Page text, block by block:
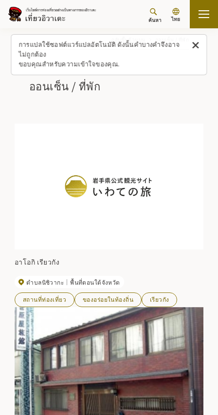
การแปลใช้ซอฟต์แวร์แปลอัตโนมัติ ดังนั้นคำบางคำจึงอาจ
ไม่ถูกต้อง
ขอบคุณสำหรับความเข้าใจของคุณ.
ค้นหา ไทย
กลับขึ้นด้านบน
ออนเซ็น / ที่พัก
อาโอกิ เรียวกัง
ตำบลนิชิวากะ พื้นที่ตอนใต้จังหวัด
สถานที่ท่องเที่ยว ของอร่อยในท้องถิ่น เรียวกัง